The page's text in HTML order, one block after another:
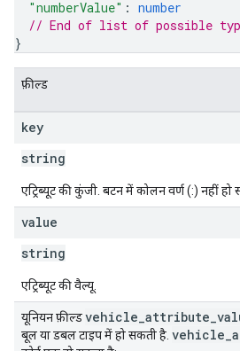
"numberValue" : number
// End of list of possible
}
फ़ील्ड
key
string
एट्रिब्यूट की कुंजी. बटन में कोलन वर्ण (:) नहीं हो
value
string
एट्रिब्यूट की वैल्यू.
यूनियन फ़ील्डvehicle attribute
बूल या डबल टाइप में हो सकती है. vehicle